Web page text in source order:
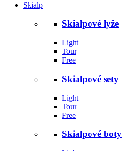
Skialp
Skialpové lyže
Light
Tour
Free
Skialpové sety
Light
Tour
Free
Skialpové boty